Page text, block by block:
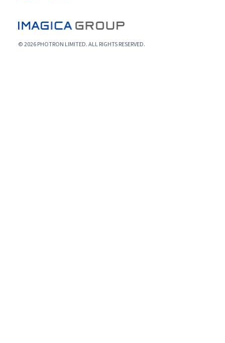
© 2026 PHOTRON LIMITED. ALL RIGHTS RESERVED.